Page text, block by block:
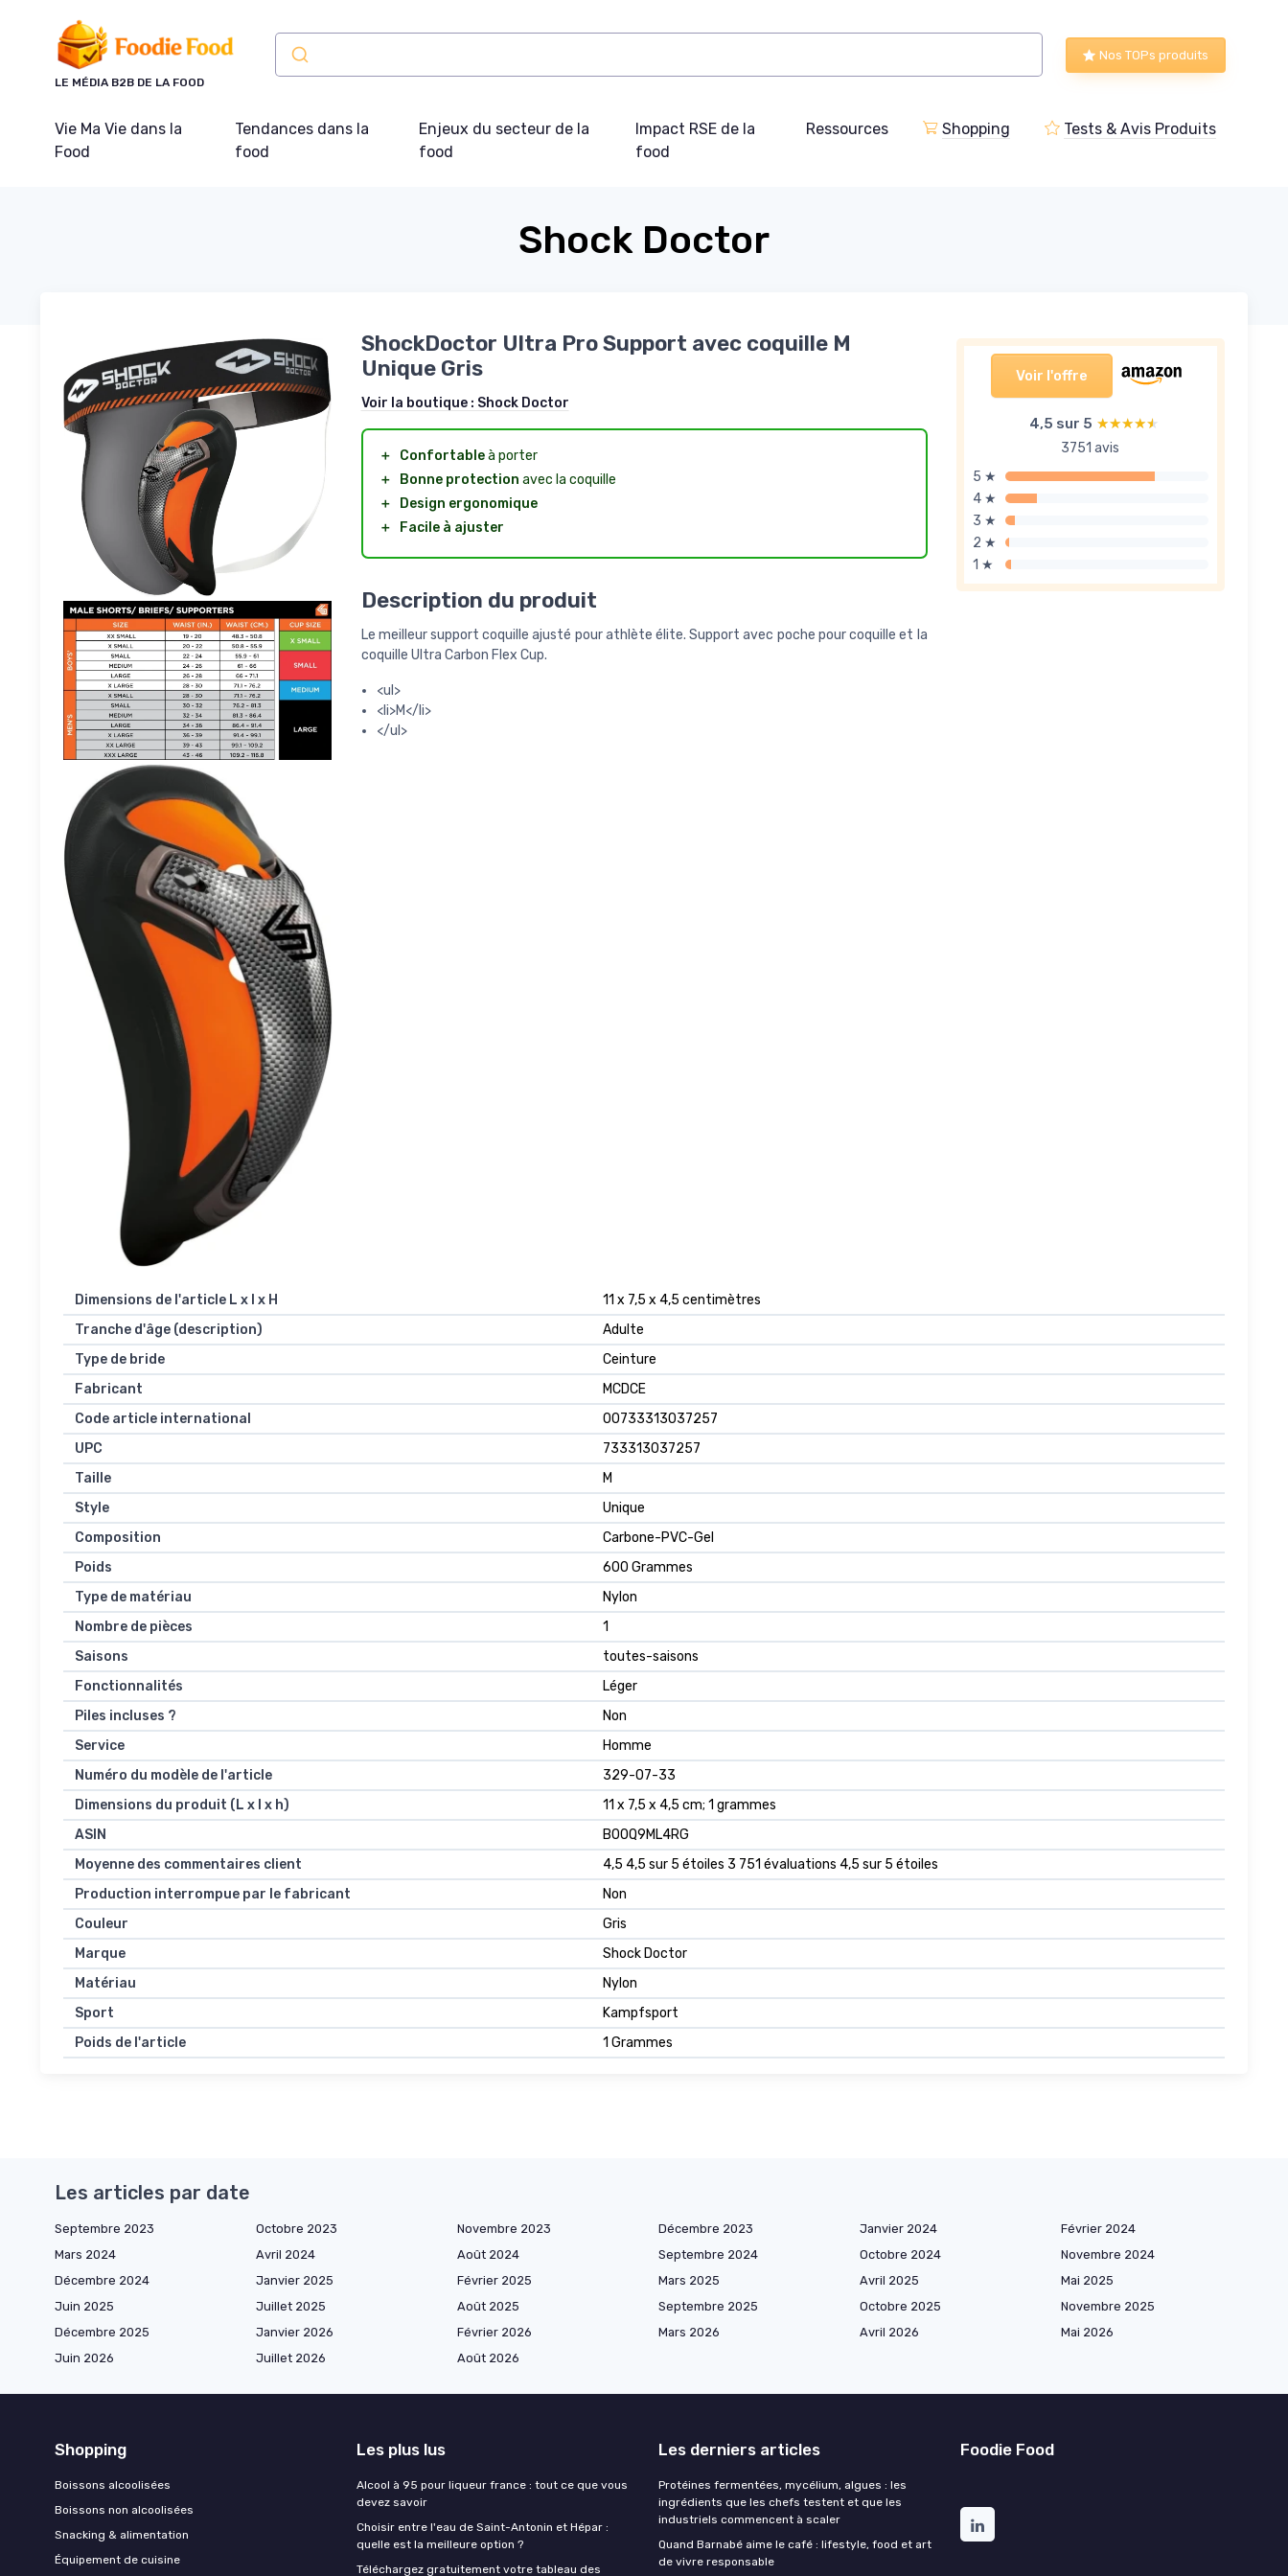
LE MÉDIA B2B DE LA FOOD
Nos TOPs produits
Vie Ma Vie dans la
Food
Tendances dans la
food
Enjeux du secteur de la
food
Impact RSE de la
food
Ressources Shopping Tests & Avis Produits
Shock Doctor
Voir l'offre
4,5 sur 5 ★★★★★
★★★★★
3751 avis
5 ★
4 ★
3 ★
2 ★
1 ★
ShockDoctor Ultra Pro Support avec coquille M
Unique Gris
Voir la boutique : Shock Doctor
＋ Confortableà porter
＋
Bonne protection avec la coquille
＋
Design ergonomique
＋
Facile à ajuster
Description du produit
Le meilleur support coquille ajusté pour athlète élite. Support avec poche pour coquille et la
coquille Ultra Carbon Flex Cup.
<ul>
<li>M</li>
</ul>
Dimensions de l'article L x l x H
‎11 x 7,5 x 4,5 centimètres
Tranche d'âge (description)
‎Adulte
Type de bride
‎Ceinture
Fabricant
‎MCDCE
Code article international
‎00733313037257
UPC
‎733313037257
Taille
‎M
Style
‎Unique
Composition
‎Carbone-PVC-Gel
Poids
‎600 Grammes
Type de matériau
‎Nylon
Nombre de pièces
‎1
Saisons
‎toutes-saisons
Fonctionnalités
‎Léger
Piles incluses ?
‎Non
Service
‎Homme
Numéro du modèle de l'article
‎329-07-33
Dimensions du produit (L x l x h)
‎11 x 7,5 x 4,5 cm; 1 grammes
ASIN
‎B00Q9ML4RG
Moyenne des commentaires client
4,5 4,5 sur 5 étoiles 3 751 évaluations 4,5 sur 5 étoiles
Production interrompue par le fabricant
Non
Couleur
Gris
Marque
Shock Doctor
Matériau
Nylon
Sport
Kampfsport
Poids de l'article
1 Grammes
Les articles par date
Septembre 2023 Octobre 2023 Novembre 2023 Décembre 2023 Janvier 2024
Février 2024
Mars 2024
Avril 2024 Août 2024 Septembre 2024 Octobre 2024
Novembre 2024
Décembre 2024
Janvier 2025 Février 2025 Mars 2025 Avril 2025
Mai 2025
Juin 2025
Juillet 2025 Août 2025 Septembre 2025 Octobre 2025
Novembre 2025
Décembre 2025
Janvier 2026 Février 2026 Mars 2026 Avril 2026
Mai 2026
Juin 2026
Juillet 2026 Août 2026
Shopping
Boissons alcoolisées
Boissons non alcoolisées
Snacking & alimentation
Équipement de cuisine
Les plus lus
Alcool à 95 pour liqueur france : tout ce que vous
devez savoir
Choisir entre l'eau de Saint-Antonin et Hépar :
quelle est la meilleure option ?
Téléchargez gratuitement votre tableau des
Les derniers articles
Protéines fermentées, mycélium, algues : les
ingrédients que les chefs testent et que les
industriels commencent à scaler
Quand Barnabé aime le café : lifestyle, food et art
de vivre responsable
Foodie Food